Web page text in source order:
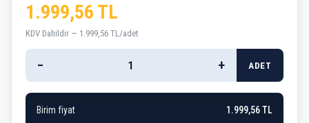
1.999,56 TL
KDV Dahildir — 1.999,56 TL/adet
− + ADET
Birim fiyat
1.999,56 TL